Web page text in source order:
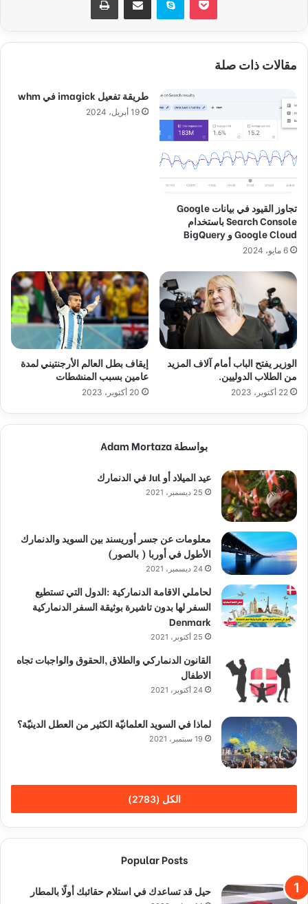
مقالات ذات صلة
تجاوز القيود في بيانات Google
Search Console باستخدام
Google Cloud و BigQuery
6 مايو، 2024
طريقة تفعيل imagick في whm
19 أبريل، 2024
الوزير يفتح الباب أمام آلاف المزيد
من الطلاب الدوليين.
22 أكتوبر، 2023
إيقاف بطل العالم الأرجنتيني لمدة
عامين بسبب المنشطات
20 أكتوبر، 2023
بواسطة Adam Mortaza
عيد الميلاد أو Jul في الدنمارك
25 ديسمبر، 2021
معلومات عن جسر أوريسند بين السويد والدنمارك
الأطول في أوربا ( بالصور)
24 ديسمبر، 2021
لحاملي الاقامة الدنماركية :الدول التي تستطيع
السفر لها بدون تاشيرة بوثيقة السفر الدنماركية
Denmark
25 أكتوبر، 2021
القانون الدنماركي والطلاق ,الحقوق والواجبات تجاه
الاطفال
24 أكتوبر، 2021
لماذا في السويد العلمانيّة الكثير من العطل الدينيّة؟
19 سبتمبر، 2021
الكل (2783)
Popular Posts
حيل قد تساعدك في استلام حقائبك أولًا بالمطار